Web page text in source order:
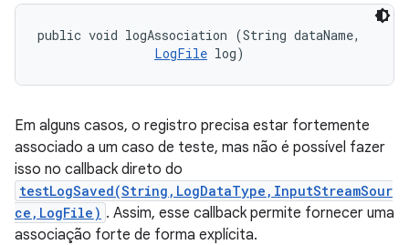
public void logAssociation (String dataName,
LogFile log)
Em alguns casos, o registro precisa estar fortemente
associado a um caso de teste, mas não é possível fazer
isso no callback direto do
testLogSaved(String,LogDataType,InputStreamSour
ce,LogFile) . Assim, esse callback permite fornecer uma
associação forte de forma explícita.